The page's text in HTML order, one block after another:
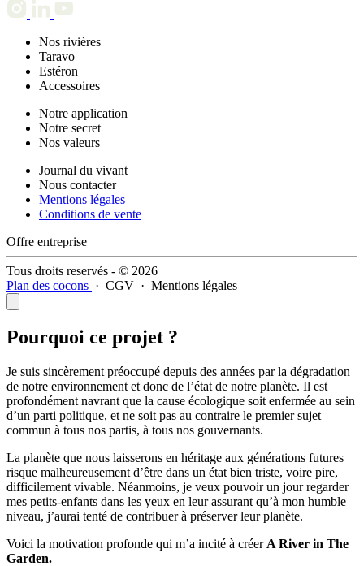
Nos rivières
Taravo
Estéron
Accessoires
Notre application
Notre secret
Nos valeurs
Journal du vivant
Nous contacter
Mentions légales
Conditions de vente
Offre entreprise
Tous droits reservés - © 2026
Plan des cocons · CGV · Mentions légales
Pourquoi ce projet ?
Je suis sincèrement préoccupé depuis des années par la dégradation
de notre environnement et donc de l’état de notre planète. Il est
profondément navrant que la cause écologique soit enfermée au sein
d’un parti politique, et ne soit pas au contraire le premier sujet
commun à tous nos partis, à tous nos gouvernants.
La planète que nous laisserons en héritage aux générations futures
risque malheureusement d’être dans un état bien triste, voire pire,
difficilement vivable. Néanmoins, je veux pouvoir un jour regarder
mes petits-enfants dans les yeux en leur assurant qu’à mon humble
niveau, j’aurai tenté de contribuer à préserver leur planète.
Voici la motivation profonde qui m’a incité à créer A River in The
Garden.